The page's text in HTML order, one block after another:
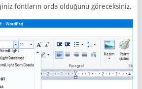
fontların orda olduğunu göreceksiniz.